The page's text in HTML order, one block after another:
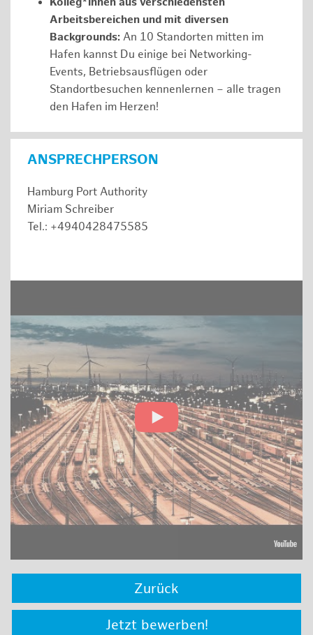
Arbeitsbereichen und mit diversen
Backgrounds: An 10 Standorten mitten im
Hafen kannst Du einige bei Networking-
Events, Betriebsausflügen oder
Standortbesuchen kennenlernen – alle tragen
den Hafen im Herzen!
ANSPRECHPERSON
Hamburg Port Authority
Miriam Schreiber
Tel.: +4940428475585
Zurück
Jetzt bewerben!